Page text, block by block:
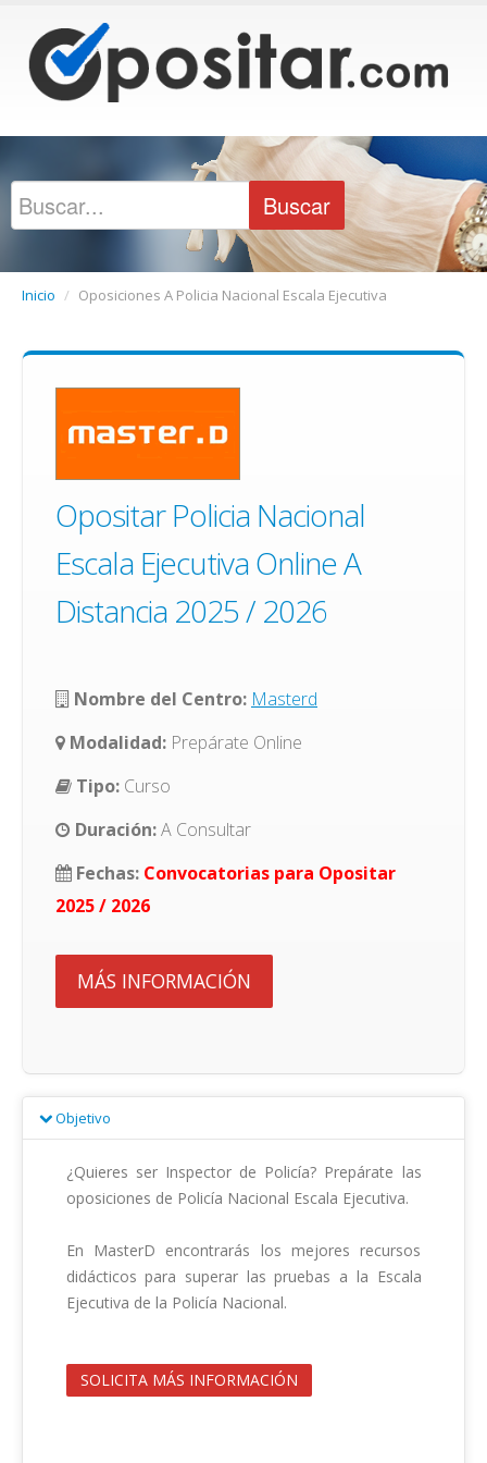
Inicio / Oposiciones A Policia Nacional Escala Ejecutiva
Opositar Policia Nacional
Escala Ejecutiva Online A
Distancia 2025 / 2026
Nombre del Centro: Masterd
Modalidad: Prepárate Online
Tipo: Curso
Duración:A Consultar
Fechas: Convocatorias para Opositar
2025 / 2026
MÁS INFORMACIÓN
Objetivo
¿Quieres ser Inspector de Policía? Prepárate las
oposiciones de Policía Nacional Escala Ejecutiva.
En MasterD encontrarás los mejores recursos
didácticos para superar las pruebas a la Escala
Ejecutiva de la Policía Nacional.
SOLICITA MÁS INFORMACIÓN